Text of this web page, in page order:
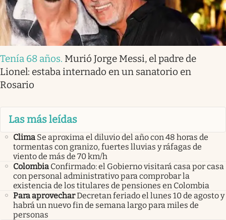
Tenía 68 años. Murió Jorge Messi, el padre de
Lionel: estaba internado en un sanatorio en
Rosario
Las más leídas
Clima Se aproxima el diluvio del año con 48 horas de
tormentas con granizo, fuertes lluvias y ráfagas de
viento de más de 70 km/h
Colombia Confirmado: el Gobierno visitará casa por casa
con personal administrativo para comprobar la
existencia de los titulares de pensiones en Colombia
Para aprovecharDecretan feriado el lunes 10 de agosto y
habrá un nuevo fin de semana largo para miles de
personas